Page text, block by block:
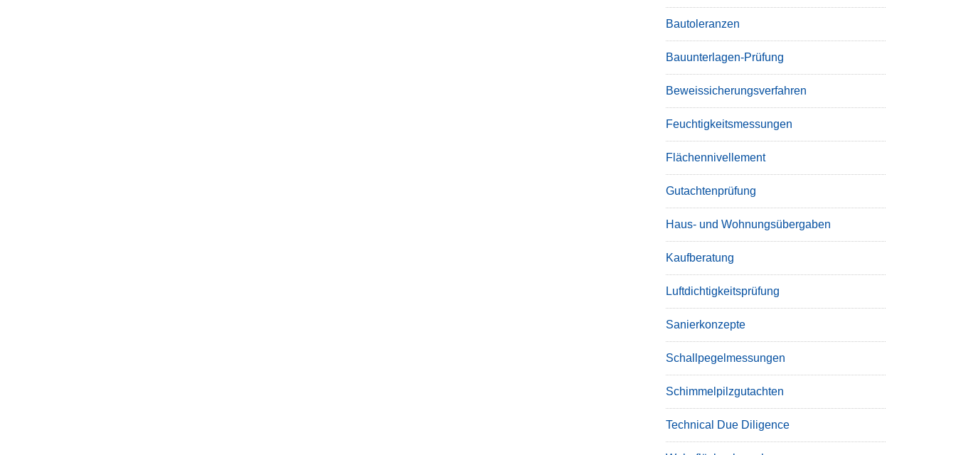
Bautoleranzen
Bauunterlagen-Prüfung
Beweissicherungsverfahren
Feuchtigkeitsmessungen
Flächennivellement
Gutachtenprüfung
Haus- und Wohnungsübergaben
Kaufberatung
Luftdichtigkeitsprüfung
Sanierkonzepte
Schallpegelmessungen
Schimmelpilzgutachten
Technical Due Diligence